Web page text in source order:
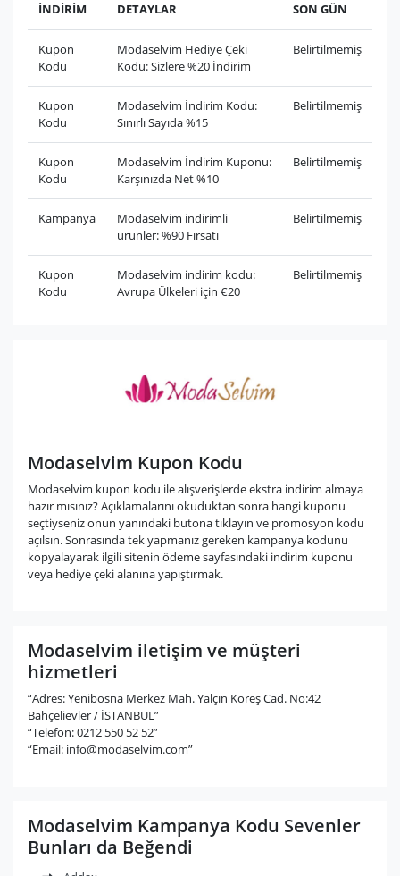
İNDİRİM DETAYLAR SON GÜN
Kupon
Kodu
Modaselvim Hediye Çeki
Kodu: Sizlere %20 İndirim
Belirtilmemiş
Kupon
Kodu
Modaselvim İndirim Kodu:
Sınırlı Sayıda %15
Belirtilmemiş
Kupon
Kodu
Modaselvim İndirim Kuponu:
Karşınızda Net %10
Belirtilmemiş
Kampanya
Modaselvim indirimli
ürünler: %90 Fırsatı
Belirtilmemiş
Kupon
Kodu
Modaselvim indirim kodu:
Avrupa Ülkeleri için €20
Belirtilmemiş
Modaselvim Kupon Kodu
Modaselvim kupon kodu ile alışverişlerde ekstra indirim almaya
hazır mısınız? Açıklamalarını okuduktan sonra hangi kuponu
seçtiyseniz onun yanındaki butona tıklayın ve promosyon kodu
açılsın. Sonrasında tek yapmanız gereken kampanya kodunu
kopyalayarak ilgili sitenin ödeme sayfasındaki indirim kuponu
veya hediye çeki alanına yapıştırmak.
Modaselvim iletişim ve müşteri
hizmetleri
“Adres: Yenibosna Merkez Mah. Yalçın Koreş Cad. No:42
Bahçelievler / İSTANBUL”
“Telefon: 0212 550 52 52”
“Email: info@modaselvim.com”
Modaselvim Kampanya Kodu Sevenler
Bunları da Beğendi